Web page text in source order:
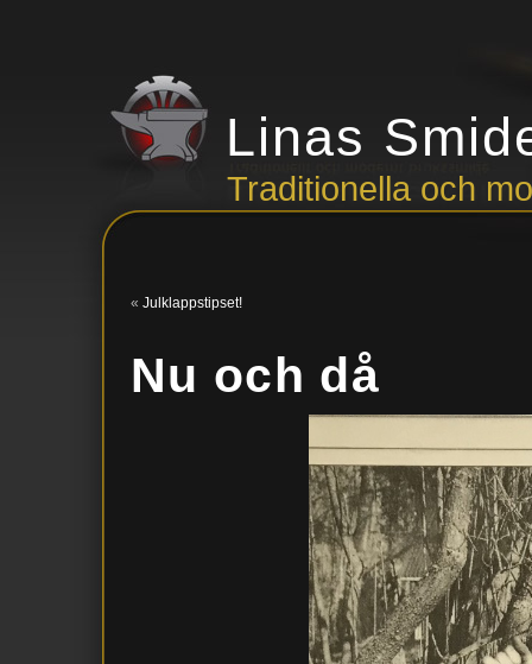
Linas
Traditionella och
« Julklappstipset!
Nu och då